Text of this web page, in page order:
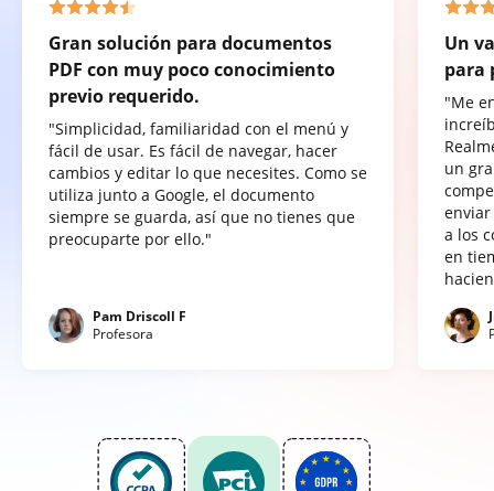
Gran solución para documentos
PDF con muy poco conocimiento
previo requerido.
"Simplicidad, familiaridad con el menú y
fácil de usar. Es fácil de navegar, hacer
cambios y editar lo que necesites. Como se
utiliza junto a Google, el documento
siempre se guarda, así que no tienes que
preocuparte por ello."
Pam Driscoll F
Profesora
Un
para
"Me
un
a los
en